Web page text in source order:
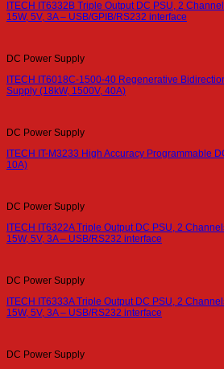
ITECH IT6332B Triple Output DC PSU, 2
15W, 5V, 3A – USB/GPIB/RS232 interface
DC Power Supply
ITECH IT6018C-1500-40 Regenerative
Supply (18kW, 1500V, 40A)
DC Power Supply
ITECH IT-M3233 High Accuracy Programmable
10A)
DC Power Supply
ITECH IT6322A Triple Output DC PSU, 2
15W, 5V, 3A – USB/RS232 interface
DC Power Supply
ITECH IT6333A Triple Output DC PSU, 2
15W, 5V, 3A – USB/RS232 interface
DC Power Supply